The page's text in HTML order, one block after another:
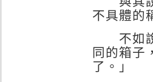
不具體的
不如說
同的箱子
了。」